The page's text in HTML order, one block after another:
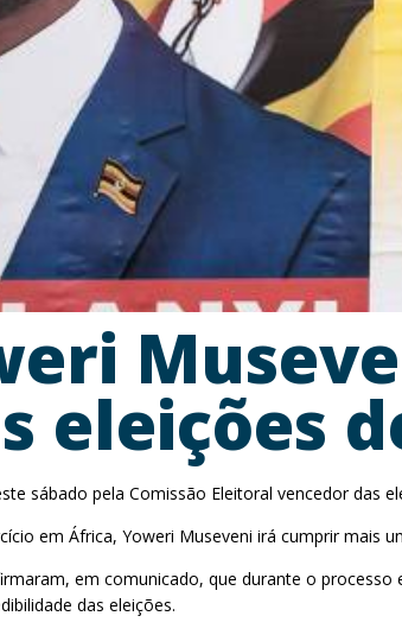
eleições
sábado pela Comissão Eleitoral vencedor
em África, Yoweri Museveni irá cumprir mais
em comunicado, que durante o
das eleições.